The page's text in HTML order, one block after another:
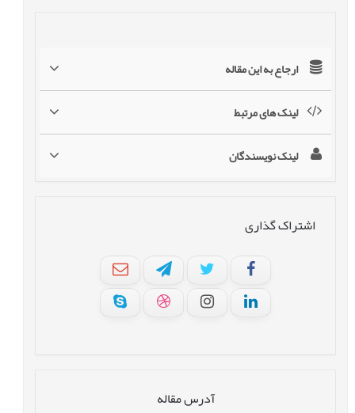
ارجاع به این مقاله
لینک های مرتبط
لینک نویسندگان
اشتراک گذاری
آدرس مقاله